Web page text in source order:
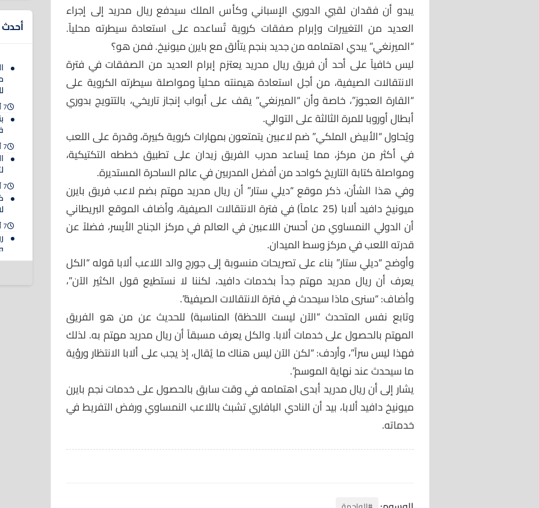
يبدو أن فقدان لقبي الدوري الإسباني وكأس الملك سيدفع ريال مدريد إلى إجراء
العديد من التغييرات وإبرام صفقات كروية تُساعده على استعادة سيطرته محلياً.
“الميرنغي” يبدي اهتمامه من جديد بنجم يتألق مع بايرن ميونيخ. فمن هو؟
ليس خافياً على أحد أن فريق ريال مدريد يعتزم إبرام العديد من الصفقات في فترة
الانتقالات الصيفية، من أجل استعادة هيمنته محلياً ومواصلة سيطرته الكروية على
“القارة العجوز”، خاصة وأن “الميرنغي” يقف على أبواب إنجاز تاريخي، بالتتويج بدوري
أبطال أوروبا للمرة الثالثة على التوالي.
ويُحاول “الأبيض الملكي” ضم لاعبين يتمتعون بمهارات كروية كبيرة، وقدرة على اللعب
في أكثر من مركز، مما يُساعد مدرب الفريق زيدان على تطبيق خططه التكتيكية،
ومواصلة كتابة التاريخ كواحد من أفضل المدربين في عالم الساحرة المستديرة.
وفي هذا الشأن، ذكر موقع “ديلي ستار” أن ريال مدريد مهتم بضم لاعب فريق بايرن
ميونيخ دافيد ألابا (25 عاماً) في فترة الانتقالات الصيفية، وأضاف الموقع البريطاني
أن الدولي النمساوي من أحسن اللاعبين في العالم في مركز الجناح الأيسر، فضلاً عن
قدرته اللعب في مركز وسط الميدان.
وأوضح “ديلي ستار” بناء على تصريحات منسوبة إلى جورج والد اللاعب ألابا قوله “الكل
يعرف أن ريال مدريد مهتم جداً بخدمات دافيد، لكننا لا نستطيع قول الكثير الآن”،
وأضاف: “سنرى ماذا سيحدث في فترة الانتقالات الصيفية”.
وتابع نفس المتحدث “الآن ليست اللحظة) المناسبة) للحديث عن من هو الفريق
المهتم بالحصول على خدمات ألابا. والكل يعرف مسبقاً أن ريال مدريد مهتم به. لذلك
فهذا ليس سراً”، وأردف: “لكن الآن ليس هناك ما يُقال، إذ يجب على ألابا الانتظار ورؤية
ما سيحدث عند نهاية الموسم”.
يشار إلى أن ريال مدريد أبدى اهتمامه في وقت سابق بالحصول على خدمات نجم بايرن
ميونيخ دافيد ألابا، بيد أن النادي البافاري تشبث باللاعب النمساوي ورفض التفريط في
خدماته.
أحدث
7 أغسطس 2026
7 أغسطس 2026
7 أغسطس 2026
7 أغسطس 2026